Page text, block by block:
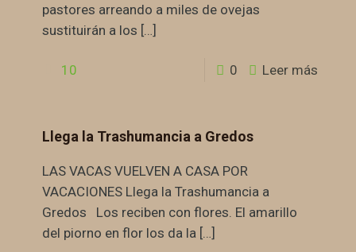
pastores arreando a miles de ovejas
sustituirán a los […]
10 0 Leer más
Llega la Trashumancia a Gredos
LAS VACAS VUELVEN A CASA POR
VACACIONES Llega la Trashumancia a
Gredos Los reciben con flores. El amarillo
del piorno en flor los da la […]